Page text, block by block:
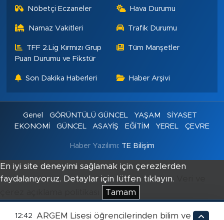
Nöbetçi Eczaneler Hava Durumu
Namaz Vakitleri Trafik Durumu
TFF 2.Lig Kırmızı Grup
Puan Durumu ve Fikstür
Tüm Manşetler
Son Dakika Haberleri Haber Arşivi
Genel GÖRÜNTÜLÜ GÜNCEL YAŞAM
SİYASET
EKONOMİ
GÜNCEL ASAYİŞ EĞİTİM YEREL ÇEVRE
Haber Yazılımı: TE Bilişim
En iyi site deneyimi sağlamak için çerezlerden
faydalanıyoruz. Detaylar için lütfen tıklayın.
Tamam
12:42 ARGEM Lisesi öğrencilerinden bilim ve